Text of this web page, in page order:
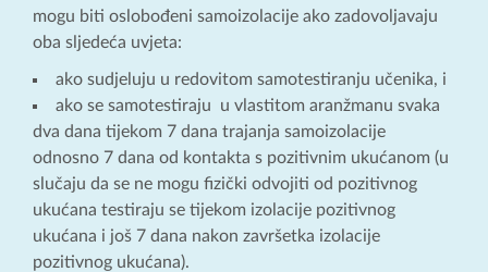
mogu biti oslobođeni samoizolacije ako zadovoljavaju
oba sljedeća uvjeta:
ako sudjeluju u redovitom samotestiranju učenika, i
ako se samotestiraju u vlastitom aranžmanu svaka
dva dana tijekom 7 dana trajanja samoizolacije
odnosno 7 dana od kontakta s pozitivnim ukućanom (u
slučaju da se ne mogu fizički odvojiti od pozitivnog
ukućana testiraju se tijekom izolacije pozitivnog
ukućana i još 7 dana nakon završetka izolacije
pozitivnog ukućana).